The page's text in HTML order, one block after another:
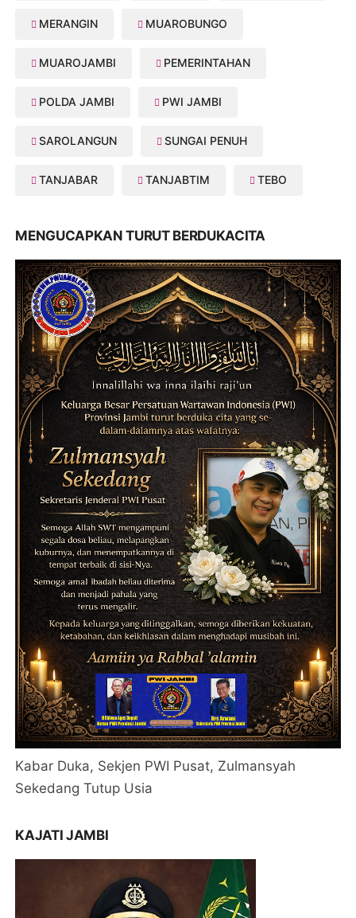
MERANGIN MUAROBUNGO
MUAROJAMBI PEMERINTAHAN
POLDA JAMBI PWI JAMBI
SAROLANGUN SUNGAI PENUH
TANJABAR TANJABTIM TEBO
MENGUCAPKAN TURUT BERDUKACITA
Kabar Duka, Sekjen PWI Pusat, Zulmansyah
Sekedang Tutup Usia
KAJATI JAMBI